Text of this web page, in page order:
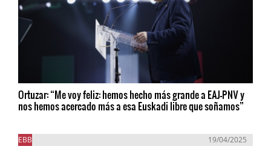
Ortuzar: “Me voy feliz: hemos hecho más grande a EAJ-PNV y
nos hemos acercado más a esa Euskadi libre que soñamos”
EBB 19/04/2025